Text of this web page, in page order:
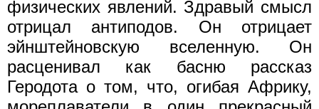
физических явлений. Здравый смысл
отрицал антиподов. Он отрицает
эйнштейновскую вселенную. Он
расценивал как басню рассказ
Геродота о том, что, огибая Африку,